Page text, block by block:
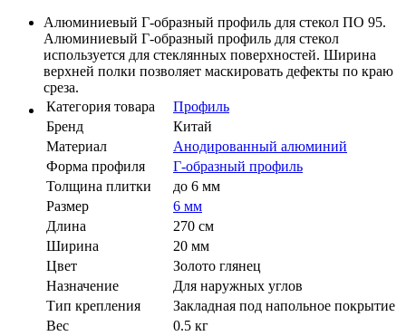
Алюминиевый Г-образный профиль для стекол ПО 95.
Алюминиевый Г-образный профиль для стекол
используется для стеклянных поверхностей. Ширина
верхней полки позволяет маскировать дефекты по краю
среза.
Категория товара
Профиль
Бренд
Китай
Материал
Анодированный алюминий
Форма профиля
Г-образный профиль
Толщина плитки
до 6 мм
Размер
6 мм
Длина
270 см
Ширина
20 мм
Цвет
Золото глянец
Назначение
Для наружных углов
Тип крепления
Закладная под напольное покрытие
Вес
0.5 кг